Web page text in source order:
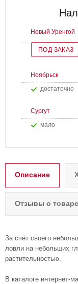
Новый Уренгой
ПОД ЗАКАЗ
Ноябрьск
Достаточно
Сургут
Мало
Описание
Отзывы о товаре
За счёт своего
ловли на небольших
растительностью.
В каталоге интернет-